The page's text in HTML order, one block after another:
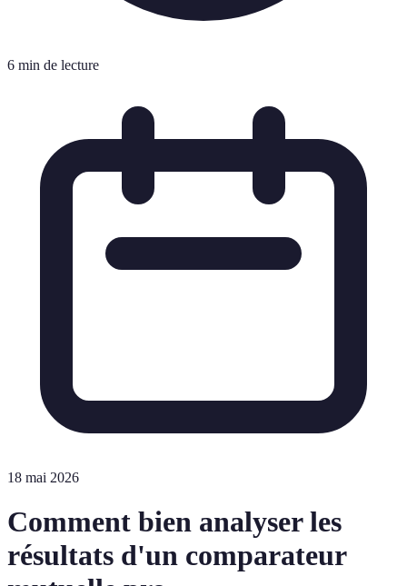
6 min de lecture
18 mai 2026
Comment bien analyser les
résultats d'un comparateur